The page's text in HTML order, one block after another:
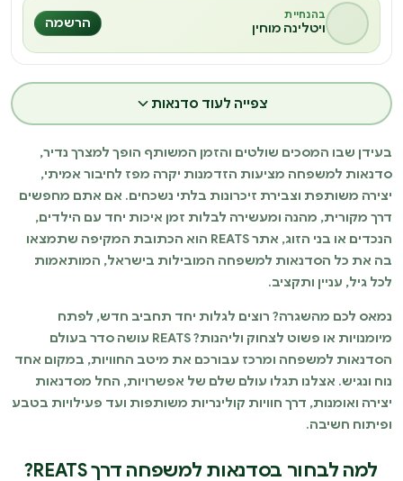
בהנחיית
ויטלינה מוחין הרשמה
צפייה לעוד סדנאות
בעידן שבו המסכים שולטים והזמן המשותף הופך למצרך נדיר,
סדנאות למשפחה מציעות הזדמנות יקרה מפז לחיבור אמיתי,
יצירה משותפת וצבירת זיכרונות בלתי נשכחים. אם אתם מחפשים
דרך מקורית, מהנה ומעשירה לבלות זמן איכות יחד עם הילדים,
הנכדים או בני הזוג, אתר REATS הוא הכתובת המקיפה שתמצאו
בה את כל הסדנאות למשפחה המובילות בישראל, המותאמות
לכל גיל, עניין ותקציב.
נמאס לכם מהשגרה? רוצים לגלות יחד תחביב חדש, לפתח
מיומנויות או פשוט לצחוק וליהנות? REATS עושה סדר בעולם
הסדנאות למשפחה ומרכז עבורכם את מיטב החוויות, במקום אחד
נוח ונגיש. אצלנו תגלו עולם שלם של אפשרויות, החל מסדנאות
יצירה ואומנות, דרך חוויות קולינריות משותפות ועד פעילויות בטבע
ופיתוח חשיבה.
למה לבחור בסדנאות למשפחה דרך REATS?